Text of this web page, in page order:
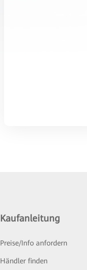
Kaufanleitung
Preise/Info anfordern
Händler finden